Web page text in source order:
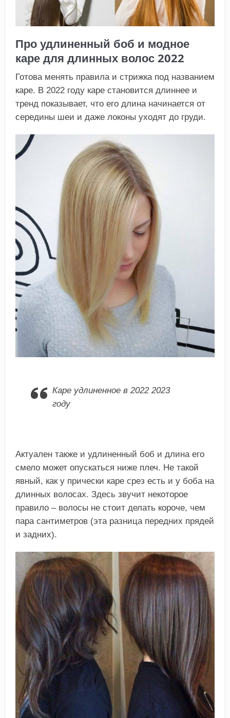
Про удлиненный боб и модное
каре для длинных волос 2022
Готова менять правила и стрижка под названием
каре. В 2022 году каре становится длиннее и
тренд показывает, что его длина начинается от
середины шеи и даже локоны уходят до груди.
Каре удлиненное в 2022 2023
году
Актуален также и удлиненный боб и длина его
смело может опускаться ниже плеч. Не такой
явный, как у прически каре срез есть и у боба на
длинных волосах. Здесь звучит некоторое
правило – волосы не стоит делать короче, чем
пара сантиметров (эта разница передних прядей
и задних).